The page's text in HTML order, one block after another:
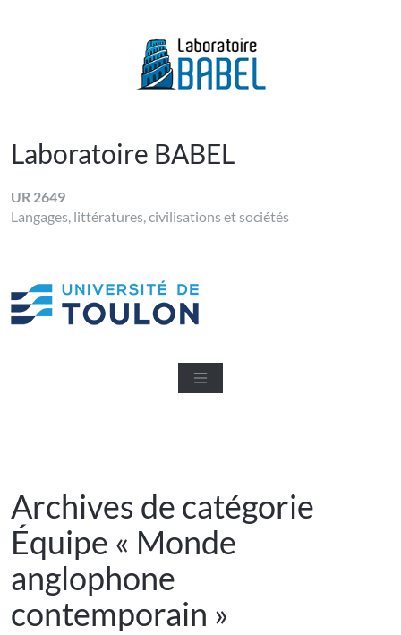
Laboratoire BABEL
UR 2649
Langages, littératures, civilisations et sociétés
Archives de catégorie
Équipe « Monde
anglophone
contemporain »